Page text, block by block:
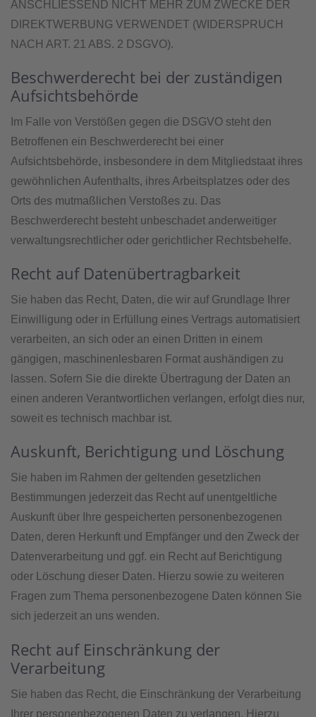
ANSCHLIESSEND NICHT MEHR ZUM ZWECKE DER
DIREKTWERBUNG VERWENDET (WIDERSPRUCH
NACH ART. 21 ABS. 2 DSGVO).
Beschwerde­recht bei der zuständigen
Aufsichts­behörde
Im Falle von Verstößen gegen die DSGVO steht den
Betroffenen ein Beschwerderecht bei einer
Aufsichtsbehörde, insbesondere in dem Mitgliedstaat ihres
gewöhnlichen Aufenthalts, ihres Arbeitsplatzes oder des
Orts des mutmaßlichen Verstoßes zu. Das
Beschwerderecht besteht unbeschadet anderweitiger
verwaltungsrechtlicher oder gerichtlicher Rechtsbehelfe.
Recht auf Daten­übertrag­barkeit
Sie haben das Recht, Daten, die wir auf Grundlage Ihrer
Einwilligung oder in Erfüllung eines Vertrags automatisiert
verarbeiten, an sich oder an einen Dritten in einem
gängigen, maschinenlesbaren Format aushändigen zu
lassen. Sofern Sie die direkte Übertragung der Daten an
einen anderen Verantwortlichen verlangen, erfolgt dies nur,
soweit es technisch machbar ist.
Auskunft, Berichtigung und Löschung
Sie haben im Rahmen der geltenden gesetzlichen
Bestimmungen jederzeit das Recht auf unentgeltliche
Auskunft über Ihre gespeicherten personenbezogenen
Daten, deren Herkunft und Empfänger und den Zweck der
Datenverarbeitung und ggf. ein Recht auf Berichtigung
oder Löschung dieser Daten. Hierzu sowie zu weiteren
Fragen zum Thema personenbezogene Daten können Sie
sich jederzeit an uns wenden.
Recht auf Einschränkung der
Verarbeitung
Sie haben das Recht, die Einschränkung der Verarbeitung
Ihrer personenbezogenen Daten zu verlangen. Hierzu